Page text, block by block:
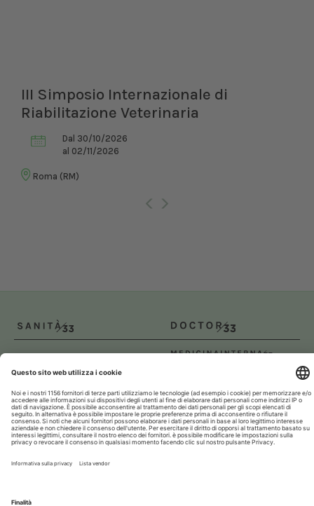
III Simposio Internazionale di
Riabilitazione Veterinaria
Dal 30/10/2026
al 02/11/2026
Roma (RM)